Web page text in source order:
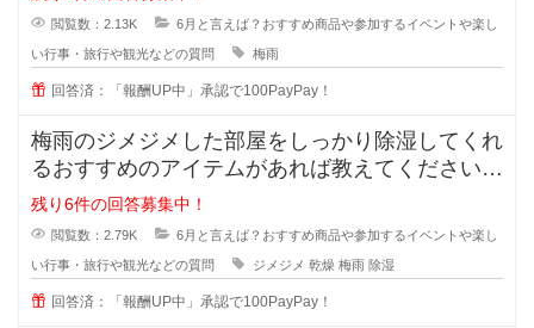
閲覧数：2.13K 6月と言えば？おすすめ商品や参加するイベントや楽し
い行事・旅行や観光などの質問 梅雨
回答済：「報酬UP中」承認で100PayPay！
梅雨のジメジメした部屋をしっかり除湿してくれ
るおすすめのアイテムがあれば教えてください⭐︎
これから
残り6件の回答募集中！
閲覧数：2.79K 6月と言えば？おすすめ商品や参加するイベントや楽し
い行事・旅行や観光などの質問 ジメジメ 乾燥 梅雨 除湿
回答済：「報酬UP中」承認で100PayPay！